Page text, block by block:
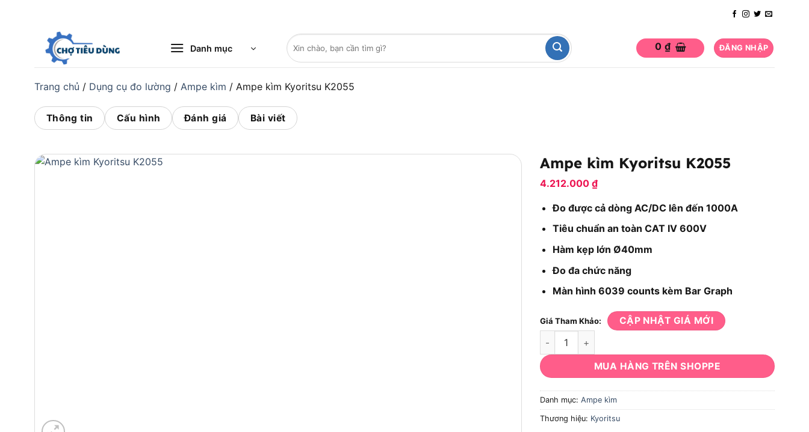
Danh mục
Tìm
kiếm:
0 ₫ ĐĂNG NHẬP
Trang chủ / Dụng cụ đo lường / Ampe kìm / Ampe kìm Kyoritsu K2055
Thông tin Cấu hình Đánh giá Bài viết
Ampe kìm Kyoritsu K2055
4.212.000 ₫
Đo được cả dòng AC/DC lên đến 1000A
Tiêu chuẩn an toàn CAT IV 600V
Hàm kẹp lớn Ø40mm
Đo đa chức năng
Màn hình 6039 counts kèm Bar Graph
Giá Tham Khảo: CẬP NHẬT GIÁ MỚI
Ampe kìm Kyoritsu K2055 số lượng
MUA HÀNG TRÊN SHOPPE
Danh mục: Ampe kìm
Thương hiệu: Kyoritsu